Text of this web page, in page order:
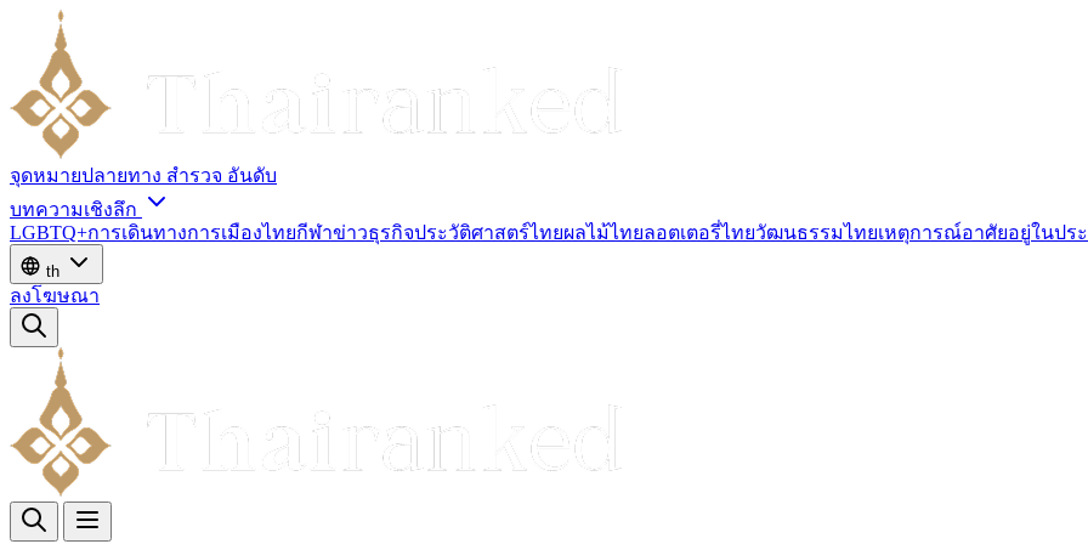
จุดหมายปลายทาง สำรวจ อันดับ
บทความเชิงลึก
LGBTQ+การเดินทางการเมืองไทยกีฬาข่าวธุรกิจประวัติศาสตร์ไทยผลไม้ไทยลอตเตอรี่ไทยวัฒนธรรมไทยเหตุการณ์อาศัยอยู่ในปร
th
ลงโฆษณา